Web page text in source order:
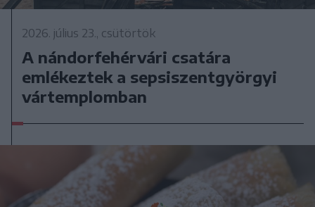
2026. július 23., csütörtök
A nándorfehérvári csatára
emlékeztek a sepsiszentgyörgyi
vártemplomban